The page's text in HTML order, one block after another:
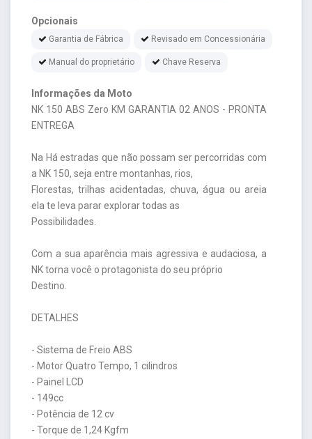
Opcionais
Garantia de Fábrica Revisado em Concessionária
Manual do proprietário Chave Reserva
Informações da Moto
NK 150 ABS Zero KM GARANTIA 02 ANOS - PRONTA
ENTREGA
Na Há estradas que não possam ser percorridas com
a NK 150, seja entre montanhas, rios,
Florestas, trilhas acidentadas, chuva, água ou areia
ela te leva parar explorar todas as
Possibilidades.
Com a sua aparência mais agressiva e audaciosa, a
NK torna você o protagonista do seu próprio
Destino.
DETALHES
- Sistema de Freio ABS
- Motor Quatro Tempo, 1 cilindros
- Painel LCD
- 149cc
- Potência de 12 cv
- Torque de 1,24 Kgfm